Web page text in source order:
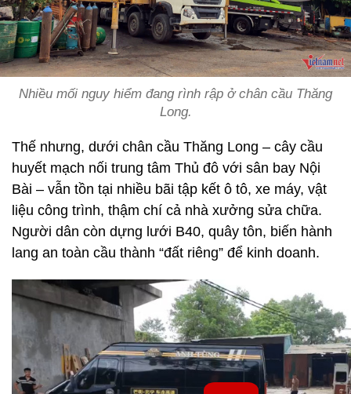
Nhiều mối nguy hiểm đang rình rập ở chân cầu Thăng
Long.
Thế nhưng, dưới chân cầu Thăng Long – cây cầu
huyết mạch nối trung tâm Thủ đô với sân bay Nội
Bài – vẫn tồn tại nhiều bãi tập kết ô tô, xe máy, vật
liệu công trình, thậm chí cả nhà xưởng sửa chữa.
Người dân còn dựng lưới B40, quây tôn, biến hành
lang an toàn cầu thành “đất riêng” để kinh doanh.